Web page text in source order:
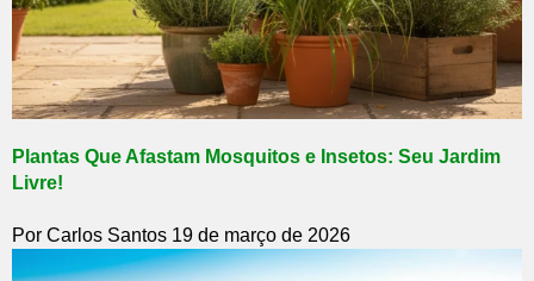
Plantas Que Afastam Mosquitos e Insetos: Seu Jardim
Livre!
Por Carlos Santos 19 de março de 2026